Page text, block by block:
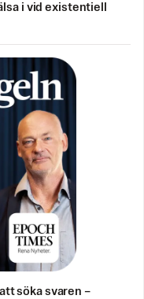
i vid existentiell
söka svaren –